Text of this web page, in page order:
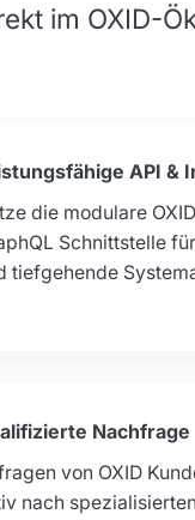
im OXID-
API &
die modulare
Schnittstelle
tiefgehende
Nachfrage
von OXID
nach